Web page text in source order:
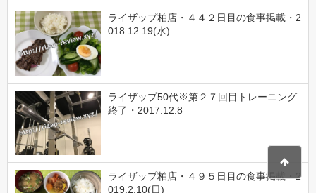
ライザップ柏店・４４２日目の食事掲載・2
018.12.19(水)
ライザップ50代※第２７回目トレーニング
終了・2017.12.8
ライザップ柏店・４９５日目の食事掲載・2
019.2.10(日)